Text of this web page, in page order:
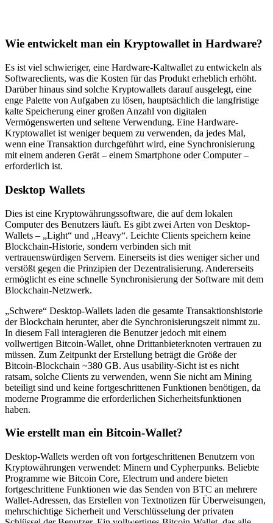
Wie entwickelt man ein Kryptowallet in Hardware?
Es ist viel schwieriger, eine Hardware-Kaltwallet zu entwickeln als
Softwareclients, was die Kosten für das Produkt erheblich erhöht.
Darüber hinaus sind solche Kryptowallets darauf ausgelegt, eine
enge Palette von Aufgaben zu lösen, hauptsächlich die langfristige
kalte Speicherung einer großen Anzahl von digitalen
Vermögenswerten und seltene Verwendung. Eine Hardware-
Kryptowallet ist weniger bequem zu verwenden, da jedes Mal,
wenn eine Transaktion durchgeführt wird, eine Synchronisierung
mit einem anderen Gerät – einem Smartphone oder Computer –
erforderlich ist.
Desktop Wallets
Dies ist eine Kryptowährungssoftware, die auf dem lokalen
Computer des Benutzers läuft. Es gibt zwei Arten von Desktop-
Wallets – „Light“ und „Heavy“. Leichte Clients speichern keine
Blockchain-Historie, sondern verbinden sich mit
vertrauenswürdigen Servern. Einerseits ist dies weniger sicher und
verstößt gegen die Prinzipien der Dezentralisierung. Andererseits
ermöglicht es eine schnelle Synchronisierung der Software mit dem
Blockchain-Netzwerk.
„Schwere“ Desktop-Wallets laden die gesamte Transaktionshistorie
der Blockchain herunter, aber die Synchronisierungszeit nimmt zu.
In diesem Fall interagieren die Benutzer jedoch mit einem
vollwertigen Bitcoin-Wallet, ohne Drittanbieterknoten vertrauen zu
müssen. Zum Zeitpunkt der Erstellung beträgt die Größe der
Bitcoin-Blockchain ~380 GB. Aus usability-Sicht ist es nicht
ratsam, solche Clients zu verwenden, wenn Sie nicht am Mining
beteiligt sind und keine fortgeschrittenen Funktionen benötigen, da
moderne Programme die erforderlichen Sicherheitsfunktionen
haben.
Wie erstellt man ein Bitcoin-Wallet?
Desktop-Wallets werden oft von fortgeschrittenen Benutzern von
Kryptowährungen verwendet: Minern und Cypherpunks. Beliebte
Programme wie Bitcoin Core, Electrum und andere bieten
fortgeschrittene Funktionen wie das Senden von BTC an mehrere
Wallet-Adressen, das Erstellen von Textnotizen für Überweisungen,
mehrschichtige Sicherheit und Verschlüsselung der privaten